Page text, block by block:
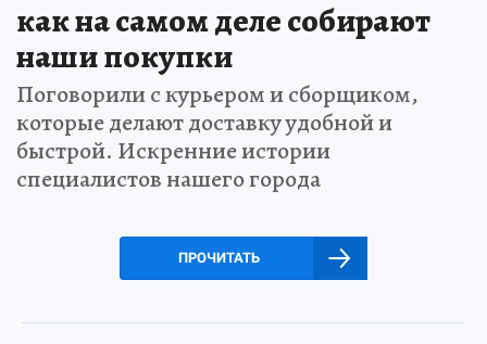
как на самом деле собирают
наши покупки
Поговорили с курьером и сборщиком,
которые делают доставку удобной и
быстрой. Искренние истории
специалистов нашего города
ПРОЧИТАТЬ